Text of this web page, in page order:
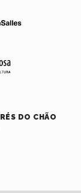
RÉS DO CHÃO